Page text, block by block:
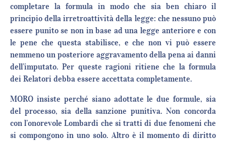
completare la formula in modo che sia ben chiaro il
principio della irretroattività della legge: che nessuno può
essere punito se non in base ad una legge anteriore e con
le pene che questa stabilisce, e che non vi può essere
nemmeno un posteriore aggravamento della pena ai danni
dell’imputato. Per queste ragioni ritiene che la formula
dei Relatori debba essere accettata completamente.
MORO insiste perché siano adottate le due formule, sia
del processo, sia della sanzione punitiva. Non concorda
con l’onorevole Lombardi che si tratti di due fenomeni che
si compongono in uno solo. Altro è il momento di diritto